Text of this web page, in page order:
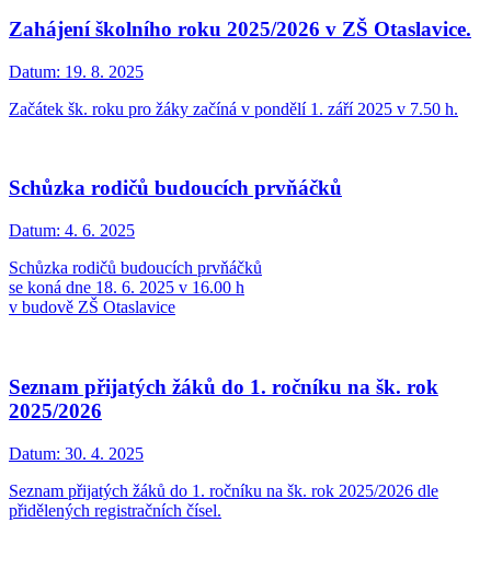
Zahájení školního roku 2025/2026 v ZŠ Otaslavice.
Datum: 19. 8. 2025
Začátek šk. roku pro žáky začíná v pondělí 1. září 2025 v 7.50 h.
Schůzka rodičů budoucích prvňáčků
Datum: 4. 6. 2025
Schůzka rodičů budoucích prvňáčků
se koná dne 18. 6. 2025 v 16.00 h
v budově ZŠ Otaslavice
Seznam přijatých žáků do 1. ročníku na šk. rok
2025/2026
Datum: 30. 4. 2025
Seznam přijatých žáků do 1. ročníku na šk. rok 2025/2026 dle
přidělených registračních čísel.